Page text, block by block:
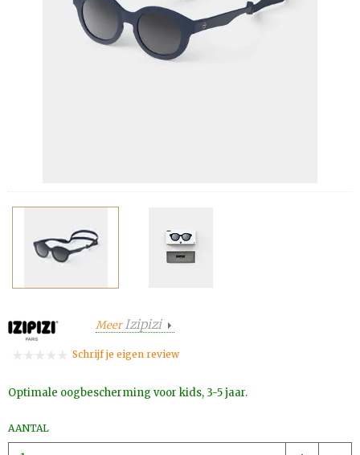
Meer Izipizi
Schrijf je eigen review
Optimale oogbescherming voor kids, 3-5 jaar.
AANTAL